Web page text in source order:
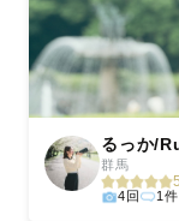
るっか/
群馬
4回 1件